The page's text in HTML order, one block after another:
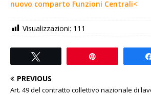
nuovo comparto Funzioni Centrali<
Visualizzazioni: 111
PREVIOUS
Art. 49 del contratto collettivo nazionale di